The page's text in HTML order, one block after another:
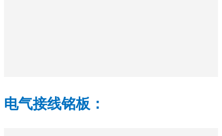
电气接线铭板：